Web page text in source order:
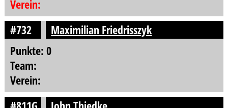
Verein:
#732
Maximilian Friedrisszyk
Punkte: 0
Team:
Verein: